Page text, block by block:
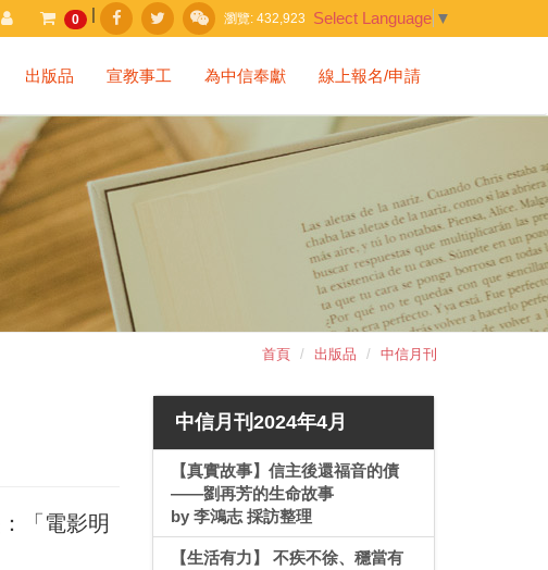
Select Language ▼
瀏覽: 432,923
0 |
出版品 宣教事工 為中信奉獻 線上報名/申請
首頁 出版品 中信月刊
「電影明
中信月刊2024年4月
【真實故事】信主後還福音的債
——劉再芳的生命故事
by 李鴻志 採訪整理
【生活有力】 不疾不徐、穩當有